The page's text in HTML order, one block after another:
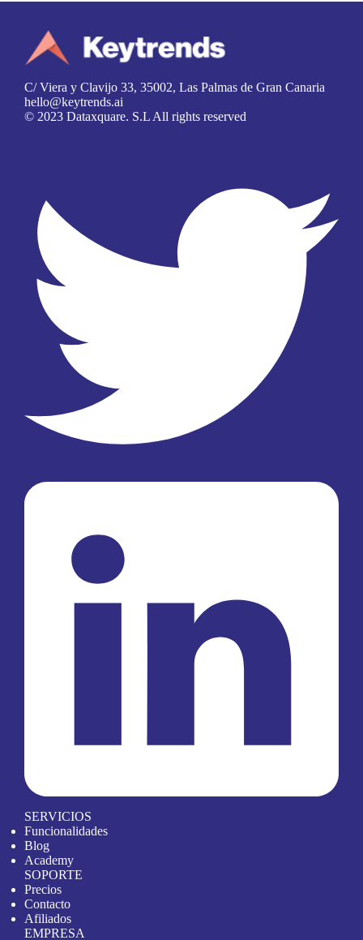
C/ Viera y Clavijo 33, 35002, Las Palmas de Gran Canaria
hello@keytrends.ai
© 2023 Dataxquare. S.L All rights reserved
SERVICIOS
Funcionalidades
Blog
Academy
SOPORTE
Precios
Contacto
Afiliados
EMPRESA